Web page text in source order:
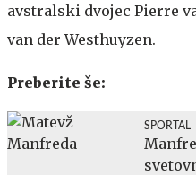
avstralski dvojec Pierre
van der Westhuyzen.
Preberite še:
SPORTAL